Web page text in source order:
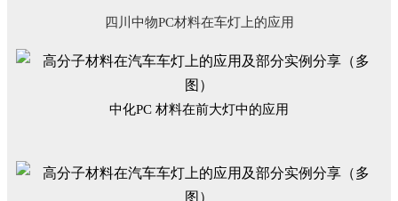
四川中物PC材料在车灯上的应用
中化PC 材料在前大灯中的应用